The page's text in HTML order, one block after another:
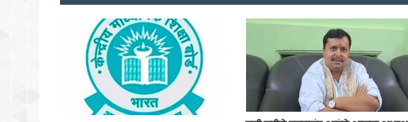
o
p
p
r
a
m
n